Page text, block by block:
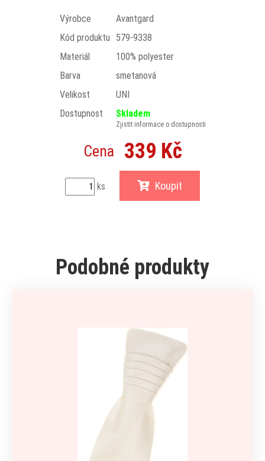
Výrobce
Avantgard
Kód produktu
579-9338
Materiál
100% polyester
Barva
smetanová
Velikost
UNI
Dostupnost
Skladem
Zjistit informace o dostupnosti
Cena 339 Kč
ks Koupit
Podobné produkty